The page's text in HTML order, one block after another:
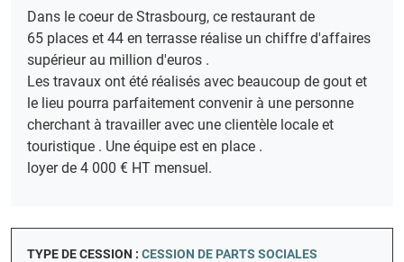
Dans le coeur de Strasbourg, ce restaurant de
65 places et 44 en terrasse réalise un chiffre d'affaires
supérieur au million d'euros .
Les travaux ont été réalisés avec beaucoup de gout et
le lieu pourra parfaitement convenir à une personne
cherchant à travailler avec une clientèle locale et
touristique . Une équipe est en place .
loyer de 4 000 € HT mensuel.
TYPE DE CESSION : CESSION DE PARTS SOCIALES